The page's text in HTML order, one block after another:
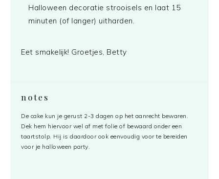
Halloween decoratie strooisels en laat 15
minuten (of langer) uitharden.
Eet smakelijk! Groetjes, Betty
notes
De cake kun je gerust 2-3 dagen op het aanrecht bewaren.
Dek hem hiervoor wel af met folie of bewaard onder een
taartstolp. Hij is daardoor ook eenvoudig voor te bereiden
voor je halloween party.